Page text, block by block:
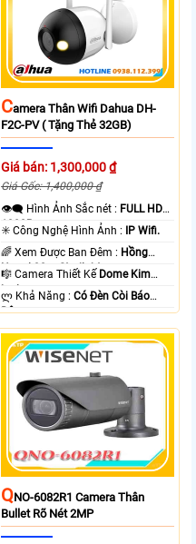
CAmera Thân Wifi Dahua DH-
F2C-PV ( Tặng Thẻ 32GB)
Giá bán: 1,300,000 ₫
Giá Gốc: 1,400,000 ₫
👁️‍🗨 Hình Ảnh Sắc nét : FULL HD
1080P .
✳️ Công Nghệ Hình Ảnh :
IP Wifi.
🌈 Xem Được Ban Đêm : Hồng
Ngoại 30m Starlight.
🎼️ Camera Thiết Kế Dome Kim
loại.
️ლ Khả Năng :Có Ðèn Còi Báo
Động.
QNO-6082R1 Camera Thân
Bullet Rõ Nét 2MP